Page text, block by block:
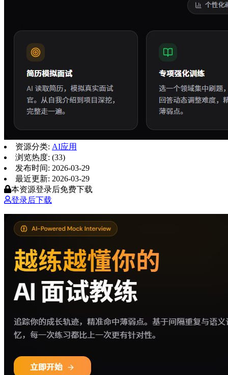
资源分类: AI应用
浏览热度: (33)
发布时间: 2026-03-29
最近更新: 2026-03-29
本资源登录后免费下载
登录后下载